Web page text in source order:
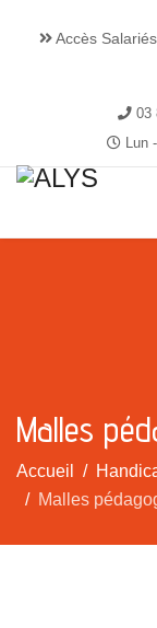
Accès Salariés
03
Lun
Malles
Accueil
Malles